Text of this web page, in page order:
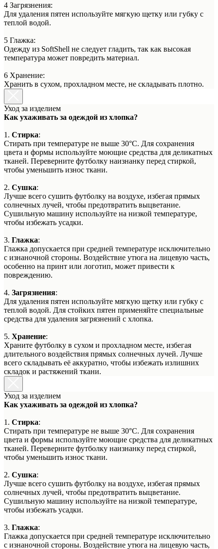
4 Загрязнения:
Для удаления пятен используйте мягкую щетку или губку с
теплой водой.
5 Глажка:
Одежду из SoftShell не следует гладить, так как высокая
температура может повредить материал.
6 Хранение:
Хранить в сухом, прохладном месте, не складывать плотно.
Уход за изделием
Как ухаживать за одеждой из хлопка?
1. Стирка:
Стирать при температуре не выше 30°C. Для сохранения
цвета и формы используйте моющие средства для деликатных
тканей. Переверните футболку наизнанку перед стиркой,
чтобы уменьшить износ ткани.
2. Сушка:
Лучше всего сушить футболку на воздухе, избегая прямых
солнечных лучей, чтобы предотвратить выцветание.
Сушильную машину используйте на низкой температуре,
чтобы избежать усадки.
3. Глажка:
Глажка допускается при средней температуре исключительно
с изнаночной стороны. Воздействие утюга на лицевую часть,
особенно на принт или логотип, может привести к
повреждению.
4. Загрязнения:
Для удаления пятен используйте мягкую щетку или губку с
теплой водой. Для стойких пятен применяйте специальные
средства для удаления загрязнений с хлопка.
5. Хранение:
Храните футболку в сухом и прохладном месте, избегая
длительного воздействия прямых солнечных лучей. Лучше
всего складывать её аккуратно, чтобы избежать излишних
складок и растяжений ткани.
Уход за изделием
Как ухаживать за одеждой из хлопка?
1. Стирка:
Стирать при температуре не выше 30°C. Для сохранения
цвета и формы используйте моющие средства для деликатных
тканей. Переверните футболку наизнанку перед стиркой,
чтобы уменьшить износ ткани.
2. Сушка:
Лучше всего сушить футболку на воздухе, избегая прямых
солнечных лучей, чтобы предотвратить выцветание.
Сушильную машину используйте на низкой температуре,
чтобы избежать усадки.
3. Глажка:
Глажка допускается при средней температуре исключительно
с изнаночной стороны. Воздействие утюга на лицевую часть,